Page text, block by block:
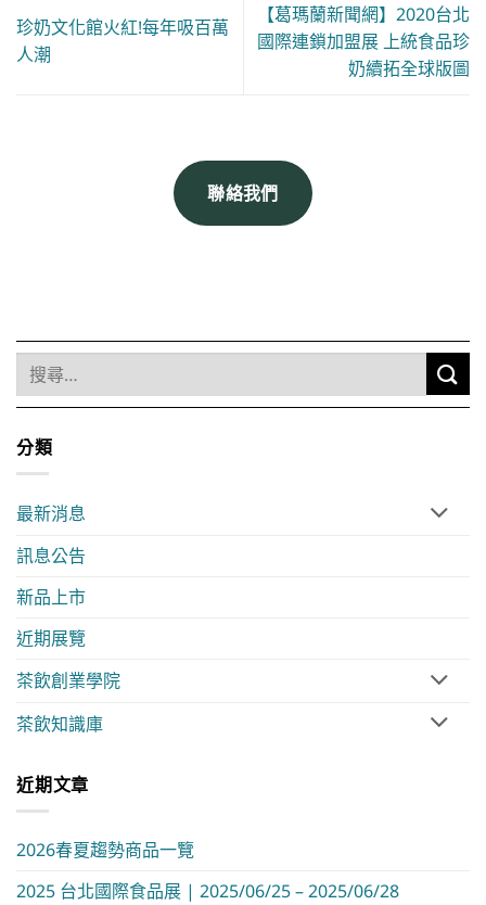
珍奶文化館火紅!每年吸百萬
人潮
【葛瑪蘭新聞網】2020台北
國際連鎖加盟展 上統食品珍
奶續拓全球版圖
聯絡我們
分類
最新消息
訊息公告
新品上市
近期展覽
茶飲創業學院
茶飲知識庫
近期文章
2026春夏趨勢商品一覽
2025 台北國際食品展 | 2025/06/25 – 2025/06/28